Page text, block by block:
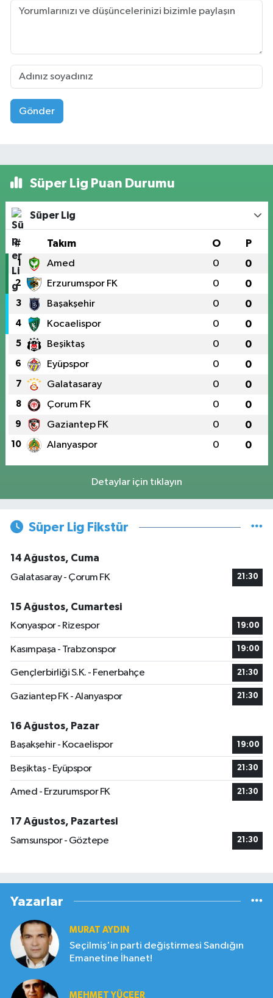
Gönder
Süper Lig Puan Durumu
Süper Lig
# Takım O P
1 Amed 0 0
2 Erzurumspor FK 0 0
3 Başakşehir 0 0
4 Kocaelispor 0 0
5 Beşiktaş 0 0
6 Eyüpspor 0 0
7 Galatasaray 0 0
8 Çorum FK 0 0
9 Gaziantep FK 0 0
10 Alanyaspor 0 0
Detaylar için tıklayın
Süper Lig Fikstür
14 Ağustos, Cuma
Galatasaray - Çorum FK
21:30
15 Ağustos, Cumartesi
Konyaspor - Rizespor
19:00
Kasımpaşa - Trabzonspor 19:00
Gençlerbirliği S.K. - Fenerbahçe 21:30
Gaziantep FK - Alanyaspor 21:30
16 Ağustos, Pazar
Başakşehir - Kocaelispor
19:00
Beşiktaş - Eyüpspor 21:30
Amed - Erzurumspor FK 21:30
17 Ağustos, Pazartesi
Samsunspor - Göztepe
21:30
Yazarlar
MURAT AYDIN
Seçilmiş'in parti değiştirmesi Sandığın
Emanetine İhanet!
MEHMET YÜCEER